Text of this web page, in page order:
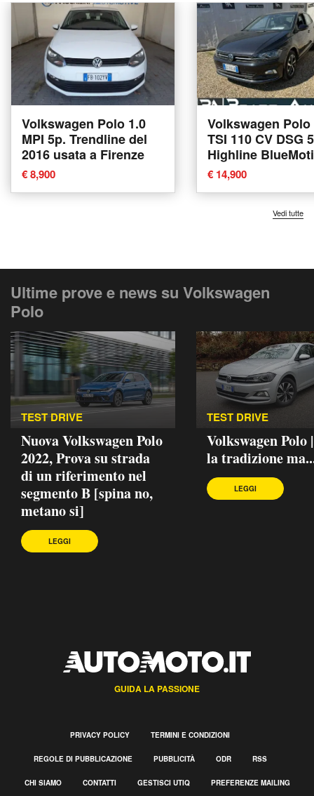
Volkswagen Polo 1.0
MPI 5p. Trendline del
2016 usata a Firenze
€ 8,900
Volkswagen Polo
TSI 110 CV DSG
Highline
Technology del
usata a Prato
€ 14,900
Vedi tutte
Ultime prove e news su Volkswagen
Polo
TEST DRIVE
Nuova Volkswagen Polo
2022, Prova su strada
di un riferimento nel
segmento B [spina no,
metano si]
LEGGI
TEST DRIVE
Volkswagen Polo
la tradizione
LEGGI
GUIDA LA PASSIONE
PRIVACY POLICY TERMINI E CONDIZIONI
REGOLE DI PUBBLICAZIONE PUBBLICITÀ ODR RSS
CHI SIAMO CONTATTI GESTISCI UTIQ PREFERENZE MAILING